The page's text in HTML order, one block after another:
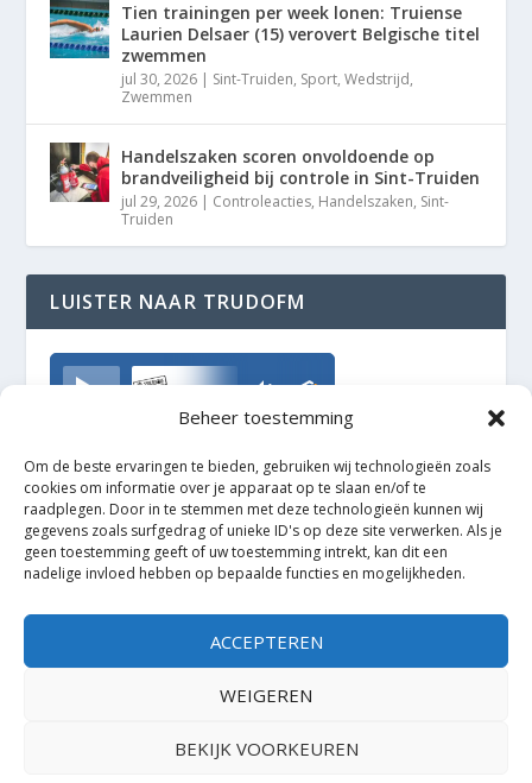
Beheer toestemming
Om de beste ervaringen te bieden, gebruiken wij technologieën zoals
cookies om informatie over je apparaat op te slaan en/of te
raadplegen. Door in te stemmen met deze technologieën kunnen wij
gegevens zoals surfgedrag of unieke ID's op deze site verwerken. Als je
geen toestemming geeft of uw toestemming intrekt, kan dit een
nadelige invloed hebben op bepaalde functies en mogelijkheden.
ACCEPTEREN
WEIGEREN
BEKIJK VOORKEUREN
Tien trainingen per week lonen: Truiense
Laurien Delsaer (15) verovert Belgische titel
zwemmen
jul 30, 2026 | Sint-Truiden, Sport,Wedstrijd,
Zwemmen
Handelszaken scoren onvoldoende op
brandveiligheid bij controle in Sint-Truiden
jul 29, 2026 | Controleacties, Handelszaken, Sint-
Truiden
LUISTER NAAR TRUDOFM
TrudoFM
Elegant Themes| Mogelijk gemaakt door